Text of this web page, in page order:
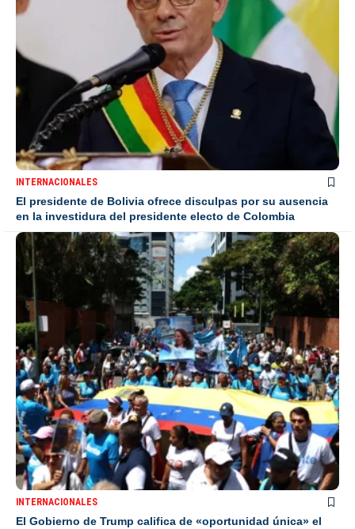
INTERNACIONALES
El presidente de Bolivia ofrece disculpas por su ausencia
en la investidura del presidente electo de Colombia
INTERNACIONALES
El Gobierno de Trump califica de «oportunidad única» el